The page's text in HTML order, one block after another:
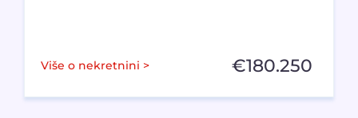
Više o nekretnini > €180.250